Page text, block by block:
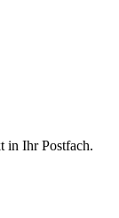
in Ihr Postfach.